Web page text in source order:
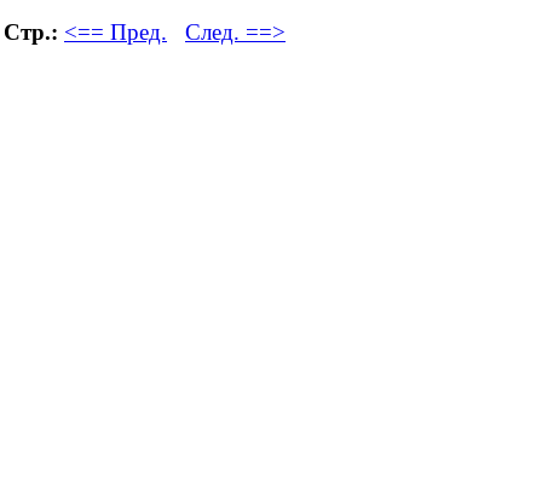
Стр.: <== Пред. След. ==>